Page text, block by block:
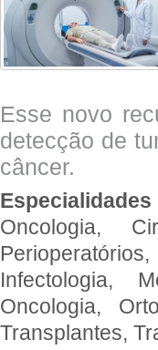
Esse novo
detecção de
câncer.
Oncologia,
Infectologia,
Oncologia,
Transplantes,